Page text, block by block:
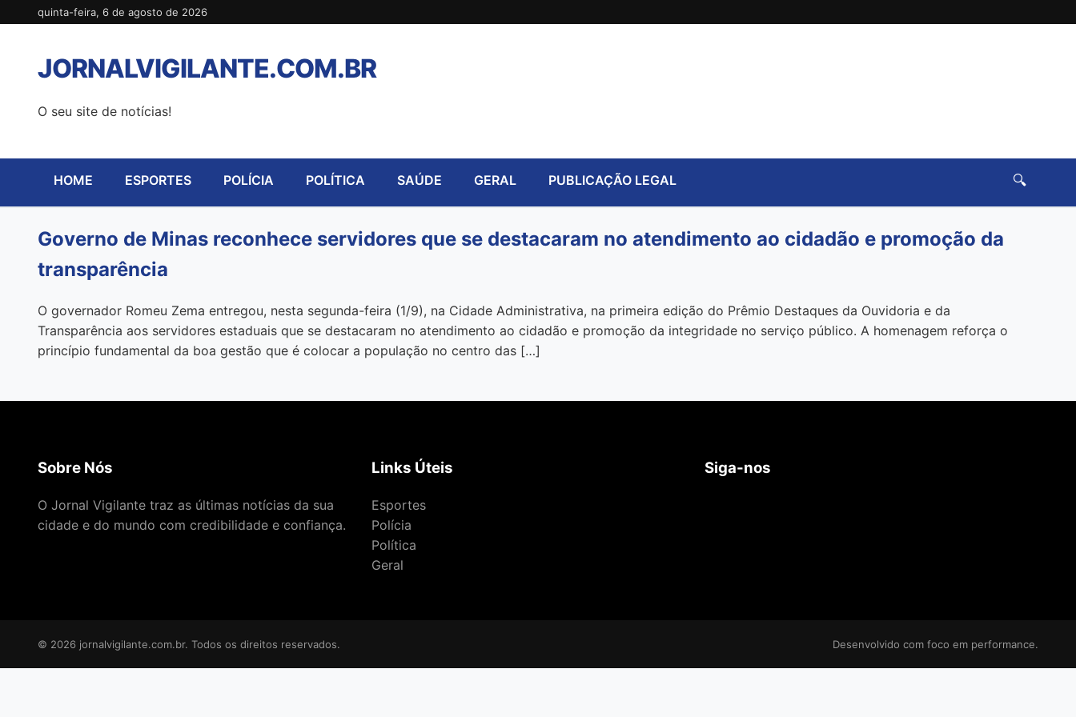
para
conteúdo
quinta-feira, 6 de agosto de 2026
JORNALVIGILANTE.COM.BR
O seu site de notícias!
HOME ESPORTES POLÍCIA POLÍTICA SAÚDE GERAL PUBLICAÇÃO LEGAL 🔍
Governo de Minas reconhece servidores que se destacaram no atendimento ao cidadão e promoção da
transparência
O governador Romeu Zema entregou, nesta segunda-feira (1/9), na Cidade Administrativa, na primeira edição do Prêmio Destaques da Ouvidoria e da
Transparência aos servidores estaduais que se destacaram no atendimento ao cidadão e promoção da integridade no serviço público. A homenagem reforça o
princípio fundamental da boa gestão que é colocar a população no centro das […]
Sobre Nós
O Jornal Vigilante traz as últimas notícias da sua
cidade e do mundo com credibilidade e confiança.
Links Úteis
Esportes
Polícia
Política
Geral
Siga-nos
© 2026 jornalvigilante.com.br. Todos os direitos reservados. Desenvolvido com foco em performance.